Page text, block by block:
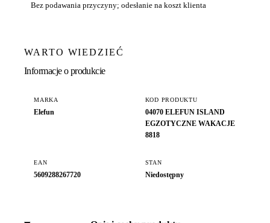
Bez podawania przyczyny; odesłanie na koszt klienta
WARTO WIEDZIEĆ
Informacje o produkcie
MARKA
Elefun
KOD PRODUKTU
04070 ELEFUN ISLAND
EGZOTYCZNE WAKACJE
8818
EAN
5609288267720
STAN
Niedostępny